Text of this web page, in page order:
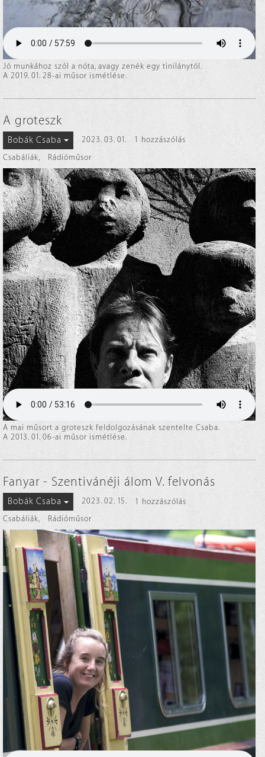
Jó munkához szól a nóta, avagy zenék egy tinilánytól.
A 2019. 01. 28-ai műsor ismétlése.
A groteszk
Bobák Csaba 2023. 03. 01.
1 hozzászólás
Csabáliák, Rádióműsor
A mai műsort a groteszk feldolgozásának szentelte Csaba.
A 2013. 01. 06-ai műsor ismétlése.
Fanyar - Szentivánéji álom V. felvonás
Bobák Csaba 2023. 02. 15.
1 hozzászólás
Csabáliák, Rádióműsor